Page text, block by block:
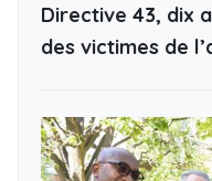
Directive 43, dix
des victimes de